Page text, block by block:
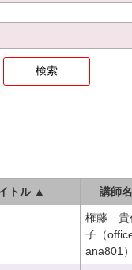
トル ▲ 講師名
権藤 貴
子（
ana801）